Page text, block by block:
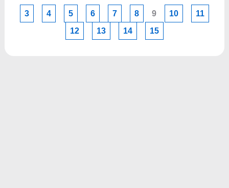
3 4 5 6 7 8 9 10
11
12
13 14 15